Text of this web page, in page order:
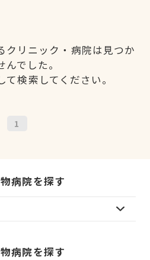
クリニック・病院は見つか
んでした。
検索してください。
1
病院を探す
病院を探す